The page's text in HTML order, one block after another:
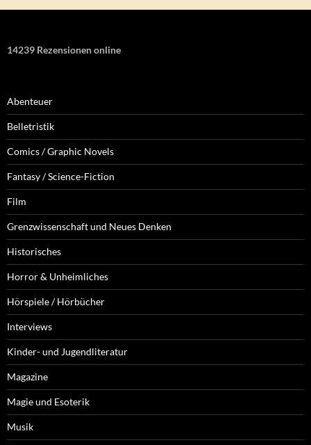
14239 Rezensionen online
Abenteuer
Belletristik
Comics / Graphic Novels
Fantasy / Science-Fiction
Film
Grenzwissenschaft und Neues Denken
Historisches
Horror & Unheimliches
Hörspiele / Hörbücher
Interviews
Kinder- und Jugendliteratur
Magazine
Magie und Esoterik
Musik